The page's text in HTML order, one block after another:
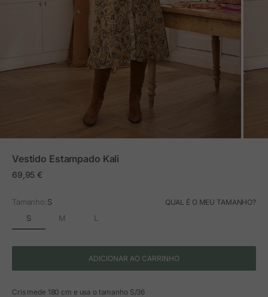
Vestido Estampado Kali
Preço em promoção
69,95 €
Tamanho:S QUAL É O MEU TAMANHO?
S M L
ADICIONAR AO CARRINHO
Cris mede 180 cm e usa o tamanho S/36